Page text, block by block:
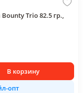
Trio 82.5 гр.,
В корзину
опт